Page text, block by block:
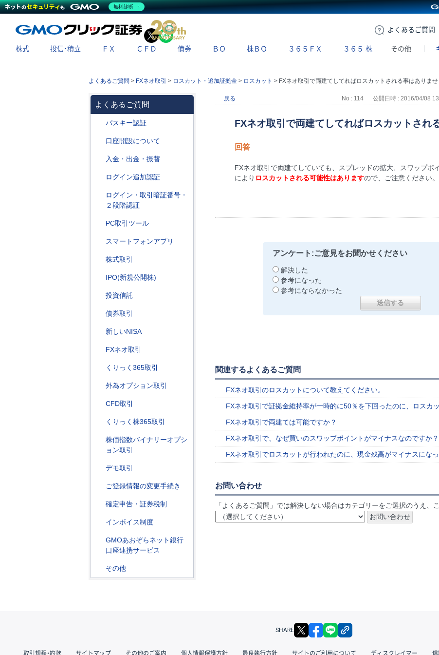
よくある ご質問
X
株式 投信・積立 ＦＸ ＣＦＤ 債券 ＢＯ 株ＢＯ ３６５ＦＸ ３６５ 株 その他
よくあるご質問 > FXネオ取引 > ロスカット・追加証拠金 > ロスカット > FXネオ取引で両建てしてればロスカットされる事はありませんか？
よくあるご質問
パスキー認証
口座開設について
入金・出金・振替
ログイン追加認証
ログイン・取引暗証番号・
２段階認証
PC取引ツール
スマートフォンアプリ
株式取引
IPO(新規公開株)
投資信託
債券取引
新しいNISA
FXネオ取引
くりっく365取引
外為オプション取引
CFD取引
くりっく株365取引
株価指数バイナリーオプシ
ョン取引
デモ取引
ご登録情報の変更手続き
確定申告・証券税制
インボイス制度
GMOあおぞらネット銀行
口座連携サービス
その他
戻る No : 114 公開日時 : 2016/04/08
FXネオ取引で両建てしてればロスカットされ
回答
FXネオ取引で両建てしていても、スプレッドの拡大、スワップポ
により ロスカットされる可能性はありますので、ご注意ください。
アンケート:ご意見をお聞かせください
解決した
参考になった
参考にならなかった
関連するよくあるご質問
FXネオ取引のロスカットについて教えてください。
FXネオ取引で証拠金維持率が一時的に50％を下回ったのに、ロスカ
FXネオ取引で両建ては可能ですか？
FXネオ取引で、なぜ買いのスワップポイントがマイナスなのですか？
FXネオ取引でロスカットが行われたのに、現金残高がマイナスにな
お問い合わせ
「よくあるご質問」では解決しない場合はカテゴリーをご選択のうえ、
SHARE X facebook
取引規程・約款 サイトマップ その他のご案内 個人情報保護方針 最良執行方針 サイトのご利用について ディスクレイマー
無料診断